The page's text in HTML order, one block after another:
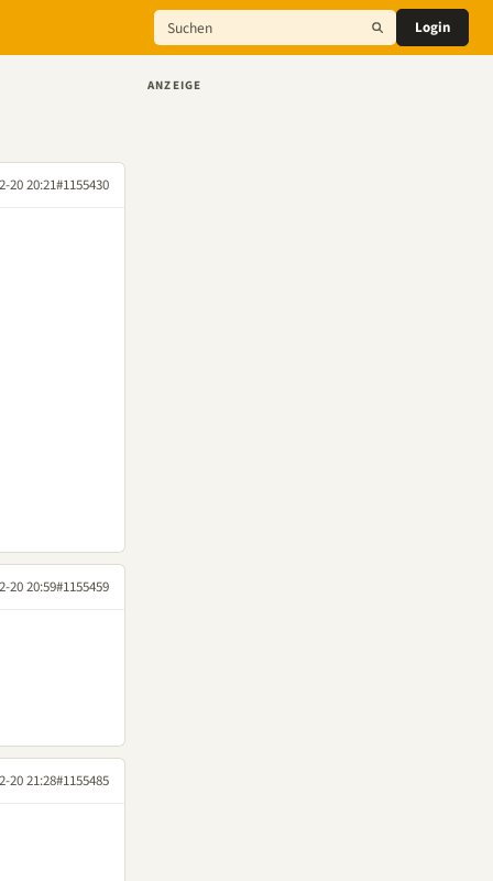
Login
20 20:21#1155430
20 20:59#1155459
20 21:28#1155485
ANZEIGE